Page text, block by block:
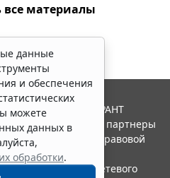
все материалы
данные
и обеспечения
можете
данных в
обработки.
2026. Система ГАРАНТ
"Гарант" и ее партнеры
ассоциации правовой
в качестве сетевого